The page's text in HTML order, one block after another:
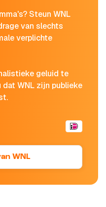
Steun WNL
van slechts
verplichte
geluid te
WNL zijn publieke
WNL